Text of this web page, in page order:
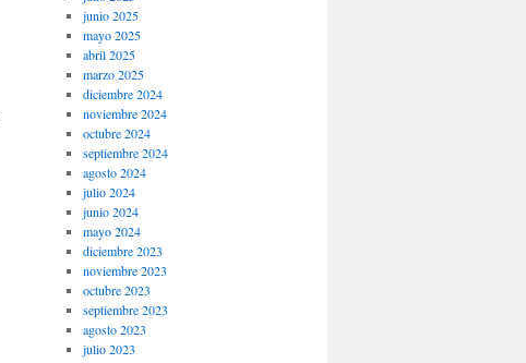
junio 2025
mayo 2025
abril 2025
marzo 2025
diciembre 2024
noviembre 2024
octubre 2024
septiembre 2024
agosto 2024
julio 2024
junio 2024
mayo 2024
diciembre 2023
noviembre 2023
octubre 2023
septiembre 2023
agosto 2023
julio 2023